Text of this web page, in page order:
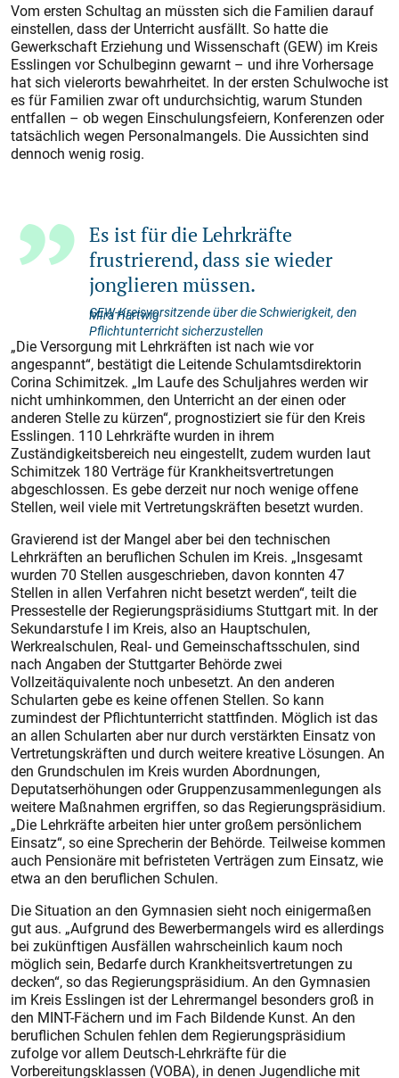
Vom ersten Schultag an müssten sich die Familien darauf
einstellen, dass der Unterricht ausfällt. So hatte die
Gewerkschaft Erziehung und Wissenschaft (GEW) im Kreis
Esslingen vor Schulbeginn gewarnt – und ihre Vorhersage
hat sich vielerorts bewahrheitet. In der ersten Schulwoche ist
es für Familien zwar oft undurchsichtig, warum Stunden
entfallen – ob wegen Einschulungsfeiern, Konferenzen oder
tatsächlich wegen Personalmangels. Die Aussichten sind
dennoch wenig rosig.
Es ist für die Lehrkräfte
frustrierend, dass sie wieder
jonglieren müssen.
MIra Hartwig
GEW-Kreisvorsitzende über die Schwierigkeit, den
Pflichtunterricht sicherzustellen
„Die Versorgung mit Lehrkräften ist nach wie vor
angespannt“, bestätigt die Leitende Schulamtsdirektorin
Corina Schimitzek. „Im Laufe des Schuljahres werden wir
nicht umhinkommen, den Unterricht an der einen oder
anderen Stelle zu kürzen“, prognostiziert sie für den Kreis
Esslingen. 110 Lehrkräfte wurden in ihrem
Zuständigkeitsbereich neu eingestellt, zudem wurden laut
Schimitzek 180 Verträge für Krankheitsvertretungen
abgeschlossen. Es gebe derzeit nur noch wenige offene
Stellen, weil viele mit Vertretungskräften besetzt wurden.
Gravierend ist der Mangel aber bei den technischen
Lehrkräften an beruflichen Schulen im Kreis. „Insgesamt
wurden 70 Stellen ausgeschrieben, davon konnten 47
Stellen in allen Verfahren nicht besetzt werden“, teilt die
Pressestelle der Regierungspräsidiums Stuttgart mit. In der
Sekundarstufe I im Kreis, also an Hauptschulen,
Werkrealschulen, Real- und Gemeinschaftsschulen, sind
nach Angaben der Stuttgarter Behörde zwei
Vollzeitäquivalente noch unbesetzt. An den anderen
Schularten gebe es keine offenen Stellen. So kann
zumindest der Pflichtunterricht stattfinden. Möglich ist das
an allen Schularten aber nur durch verstärkten Einsatz von
Vertretungskräften und durch weitere kreative Lösungen. An
den Grundschulen im Kreis wurden Abordnungen,
Deputatserhöhungen oder Gruppenzusammenlegungen als
weitere Maßnahmen ergriffen, so das Regierungspräsidium.
„Die Lehrkräfte arbeiten hier unter großem persönlichem
Einsatz“, so eine Sprecherin der Behörde. Teilweise kommen
auch Pensionäre mit befristeten Verträgen zum Einsatz, wie
etwa an den beruflichen Schulen.
Die Situation an den Gymnasien sieht noch einigermaßen
gut aus. „Aufgrund des Bewerbermangels wird es allerdings
bei zukünftigen Ausfällen wahrscheinlich kaum noch
möglich sein, Bedarfe durch Krankheitsvertretungen zu
decken“, so das Regierungspräsidium. An den Gymnasien
im Kreis Esslingen ist der Lehrermangel besonders groß in
den MINT-Fächern und im Fach Bildende Kunst. An den
beruflichen Schulen fehlen dem Regierungspräsidium
zufolge vor allem Deutsch-Lehrkräfte für die
Vorbereitungsklassen (VOBA), in denen Jugendliche mit